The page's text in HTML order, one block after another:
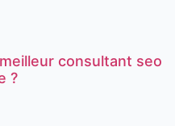
consultant seo
?